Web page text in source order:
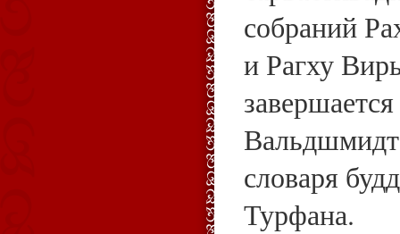
собраний
и Рагху
словаря
Турфана.